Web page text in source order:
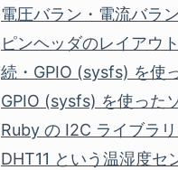
電圧バラン・電流バラ
ピンヘッダのレイアウ
続・GPIO (sysfs) を使
GPIO (sysfs) を使った
Ruby の I2C ライブラ
DHT11 という温湿度